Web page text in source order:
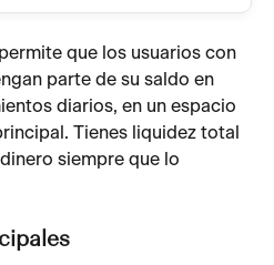
que los usuarios con
parte de su saldo en
diarios, en un espacio
Tienes liquidez total
siempre que lo